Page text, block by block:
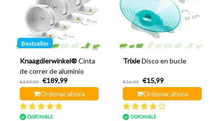
Bestseller
Knaagdierwinkel® Cinta
de correr de aluminio
€199,99
€189,99
Ordenar ahora
DISPONIBLE
Trixie Disco en bucle
€16,99
€15,99
Ordenar ahora
DISPONIBLE